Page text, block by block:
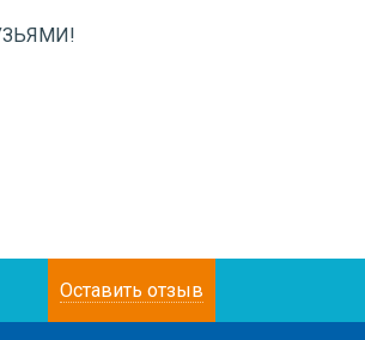
Оставить отзыв